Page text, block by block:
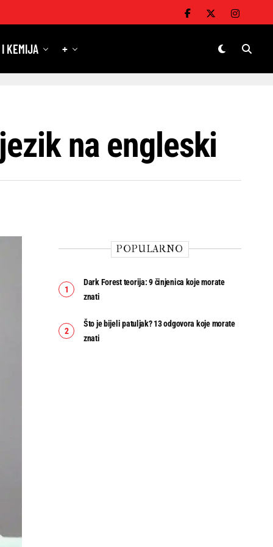
KEMIJA +
na engleski
POPULARNO
Dark Forest teorija: 9 činjenica koje morate
znati
Što je bijeli patuljak? 13 odgovora koje morate
znati